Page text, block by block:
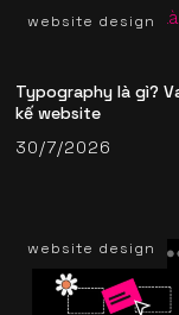
website design
Typography là gì?
kế website
30/7/2026
website design